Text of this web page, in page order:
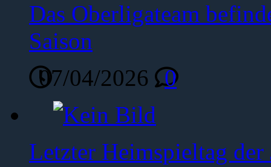
Das Oberligateam
Saison
07/04/2026
0
Letzter Heimspieltag der